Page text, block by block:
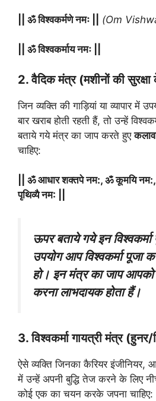
|| ॐ विश्वकर्मणे नमः || (Om
|| ॐ विश्वकर्माय नमः ||
2. वैदिक मंत्र (मशीनों की
जिन व्यक्ति की गाड़ियां या व्यापार में
बार खराब होती रहती हैं, तो उन्हें
बताये गये मंत्र का जाप करते हुए
चाहिए:
|| ॐ आधार शक्तपे नम:, ॐ कूमयि नम:,
पृथिव्यै नम: ||
ऊपर बताये गये इन
उपयोग आप विश्वकर्मा
हो। इन मंत्र का जाप आपको
करना लाभदायक होता हैं।
3. विश्वकर्मा गायत्री मंत्र
ऐसे व्यक्ति जिनका कैरियर इंजीनियर,
में उन्हें अपनी बुद्धि तेज करने के लिए
कोई एक का चयन करके जपना चाहिए: